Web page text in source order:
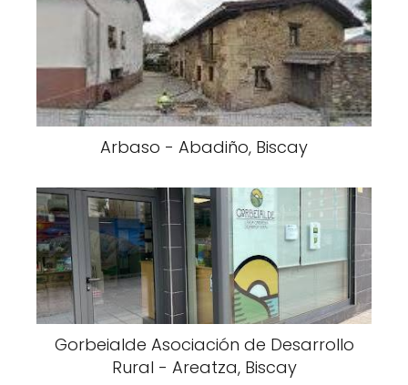
Arbaso - Abadiño, Biscay
Gorbeialde Asociación de Desarrollo
Rural - Areatza, Biscay